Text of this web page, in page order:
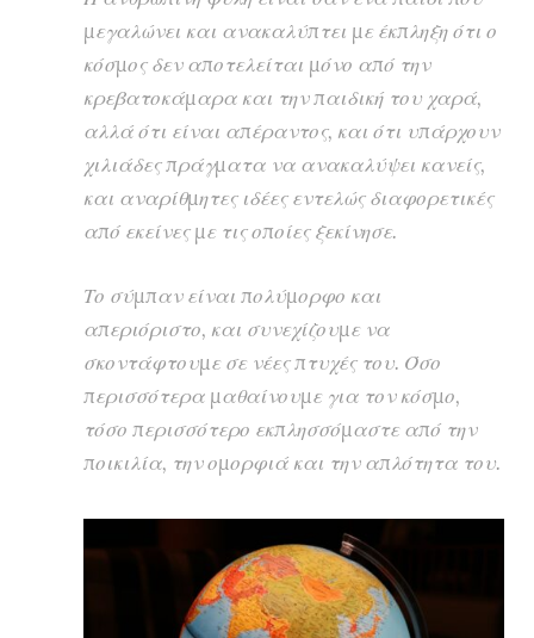
μεγαλώνει και ανακαλύπτει με έκπληξη ότι ο
κόσμος δεν αποτελείται μόνο από την
κρεβατοκάμαρα και την παιδική του χαρά,
αλλά ότι είναι απέραντος, και ότι υπάρχουν
χιλιάδες πράγματα να ανακαλύψει κανείς,
και αναρίθμητες ιδέες εντελώς διαφορετικές
από εκείνες με τις οποίες ξεκίνησε.
Το σύμπαν είναι πολύμορφο και
απεριόριστο, και συνεχίζουμε να
σκοντάφτουμε σε νέες πτυχές του. Όσο
περισσότερα μαθαίνουμε για τον κόσμο,
τόσο περισσότερο εκπλησσόμαστε από την
ποικιλία, την ομορφιά και την απλότητα του.